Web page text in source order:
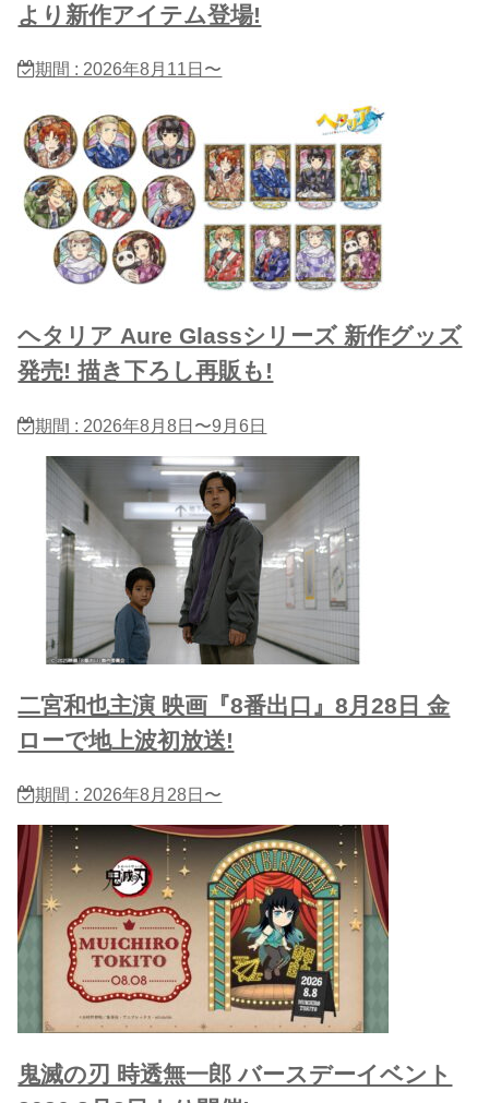
より新作アイテム登場!
期間 : 2026年8月11日〜
ヘタリア Aure Glassシリーズ 新作グッズ
発売! 描き下ろし再販も!
期間 : 2026年8月8日〜9月6日
二宮和也主演 映画『8番出口』8月28日 金
ローで地上波初放送!
期間 : 2026年8月28日〜
鬼滅の刃 時透無一郎 バースデーイベント